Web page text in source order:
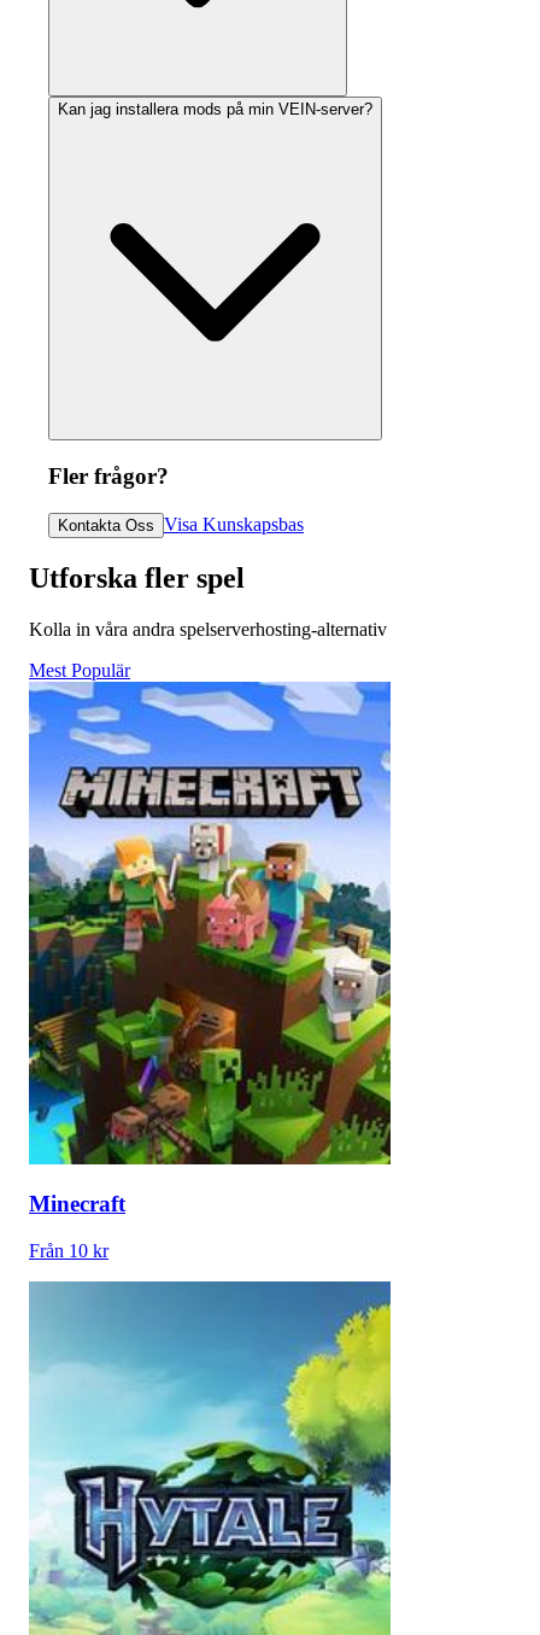
Kan jag installera mods på min VEIN-server?
Fler frågor?
Kontakta Oss Visa Kunskapsbas
Utforska fler spel
Kolla in våra andra spelserverhosting-alternativ
Mest Populär
Minecraft
Från 10 kr